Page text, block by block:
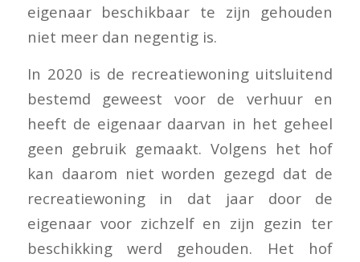
eigenaar beschikbaar te zijn gehouden
niet meer dan negentig is.
In 2020 is de recreatiewoning uitsluitend
bestemd geweest voor de verhuur en
heeft de eigenaar daarvan in het geheel
geen gebruik gemaakt. Volgens het hof
kan daarom niet worden gezegd dat de
recreatiewoning in dat jaar door de
eigenaar voor zichzelf en zijn gezin ter
beschikking werd gehouden. Het hof